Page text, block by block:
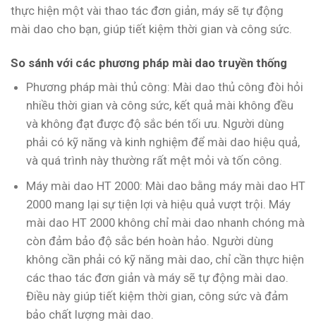
thực hiện một vài thao tác đơn giản, máy sẽ tự động
mài dao cho bạn, giúp tiết kiệm thời gian và công sức.
So sánh với các phương pháp mài dao truyền thống
Phương pháp mài thủ công: Mài dao thủ công đòi hỏi
nhiều thời gian và công sức, kết quả mài không đều
và không đạt được độ sắc bén tối ưu. Người dùng
phải có kỹ năng và kinh nghiệm để mài dao hiệu quả,
và quá trình này thường rất mệt mỏi và tốn công.
Máy mài dao HT 2000: Mài dao bằng máy mài dao HT
2000 mang lại sự tiện lợi và hiệu quả vượt trội. Máy
mài dao HT 2000 không chỉ mài dao nhanh chóng mà
còn đảm bảo độ sắc bén hoàn hảo. Người dùng
không cần phải có kỹ năng mài dao, chỉ cần thực hiện
các thao tác đơn giản và máy sẽ tự động mài dao.
Điều này giúp tiết kiệm thời gian, công sức và đảm
bảo chất lượng mài dao.